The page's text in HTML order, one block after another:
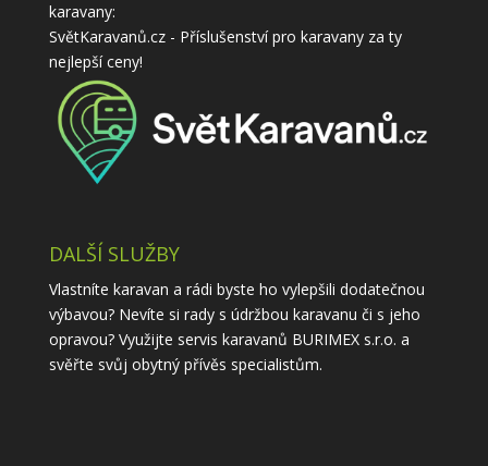
karavany:
SvětKaravanů.cz - Příslušenství pro karavanyza ty
nejlepší ceny!
DALŠÍ SLUŽBY
Vlastníte karavan a rádi byste ho vylepšili dodatečnou
výbavou? Nevíte si rady s údržbou karavanu či s jeho
opravou? Využijte servis karavanů BURIMEX s.r.o. a
svěřte svůj obytný přívěs specialistům.